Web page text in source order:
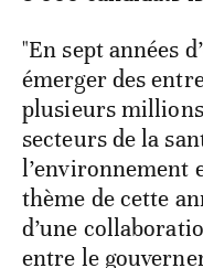
"En sept années
émerger des
plusieurs
secteurs de la
l’environnement
thème de cette
d’une
entre le